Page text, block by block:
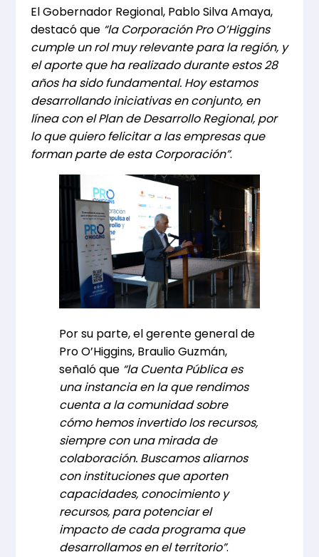
El Gobernador Regional, Pablo Silva Amaya,
destacó que “la Corporación Pro O’Higgins
cumple un rol muy relevante para la región, y
el aporte que ha realizado durante estos 28
años ha sido fundamental. Hoy estamos
desarrollando iniciativas en conjunto, en
línea con el Plan de Desarrollo Regional, por
lo que quiero felicitar a las empresas que
forman parte de esta Corporación”.
Por su parte, el gerente general de
Pro O’Higgins, Braulio Guzmán,
señaló que “la Cuenta Pública es
una instancia en la que rendimos
cuenta a la comunidad sobre
cómo hemos invertido los recursos,
siempre con una mirada de
colaboración. Buscamos aliarnos
con instituciones que aporten
capacidades, conocimiento y
recursos, para potenciar el
impacto de cada programa que
desarrollamos en el territorio”.